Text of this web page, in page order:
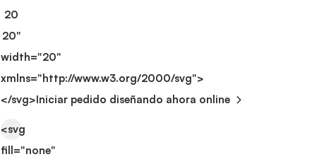
20
20"
width="20"
xmlns="http://www.w3.org/2000/svg">
</svg>Iniciar pedido diseñando ahora online
<svg
fill="none"